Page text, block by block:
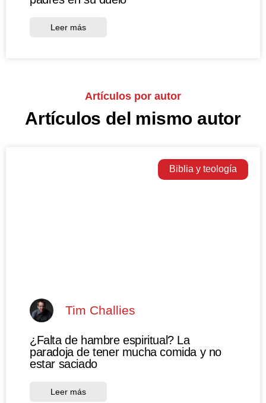
Leer más
Artículos por autor
Artículos del mismo autor
Biblia y teología
Tim Challies
¿Falta de hambre espiritual? La
paradoja de tener mucha comida y no
estar saciado
Leer más